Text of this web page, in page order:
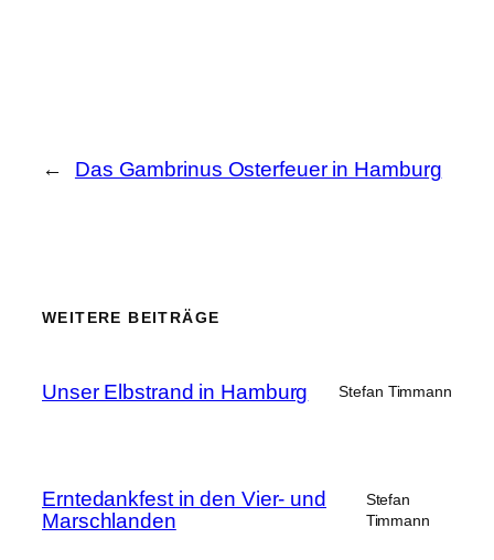
← Das Gambrinus Osterfeuer in Hamburg
WEITERE BEITRÄGE
Unser Elbstrand in Hamburg Stefan Timmann
Erntedankfest in den Vier- und
Marschlanden
Stefan
Timmann